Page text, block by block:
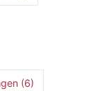
(6)